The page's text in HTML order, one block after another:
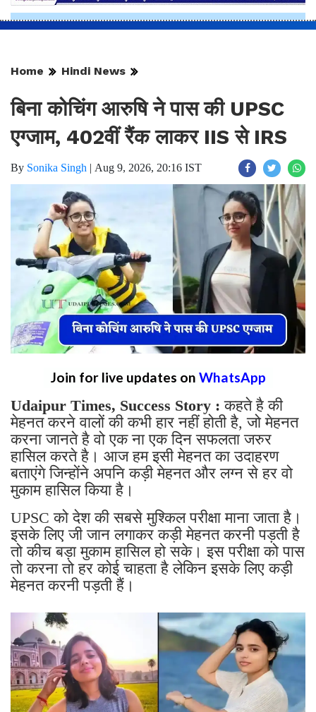
Home Hindi News
बिना कोचिंग आरुषि ने पास की UPSC
एग्जाम, 402वीं रैंक लाकर IIS से IRS
By Sonika Singh | Aug 9, 2026, 20:16 IST
Join for live updates on WhatsApp
Udaipur Times, Success Story : कहते है की
मेहनत करने वालों की कभी हार नहीं होती है, जो मेहनत
करना जानते है वो एक ना एक दिन सफलता जरुर
हासिल करते है। आज हम इसी मेहनत का उदाहरण
बताएंगे जिन्होंने अपनि कड़ी मेहनत और लग्न से हर वो
मुकाम हासिल किया है।
UPSC को देश की सबसे मुश्किल परीक्षा माना जाता है।
इसके लिए जी जान लगाकर कड़ी मेहनत करनी पड़ती है
तो कीच बड़ा मुकाम हासिल हो सके। इस परीक्षा को पास
तो करना तो हर कोई चाहता है लेकिन इसके लिए कड़ी
मेहनत करनी पड़ती हैं।